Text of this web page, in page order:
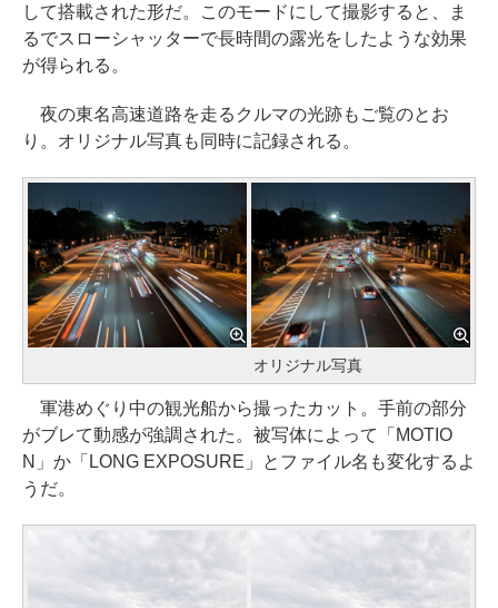
して搭載された形だ。このモードにして撮影すると、ま
るでスローシャッターで長時間の露光をしたような効果
が得られる。
夜の東名高速道路を走るクルマの光跡もご覧のとお
り。オリジナル写真も同時に記録される。
オリジナル写真
軍港めぐり中の観光船から撮ったカット。手前の部分
がブレて動感が強調された。被写体によって「MOTIO
N」か「LONG EXPOSURE」とファイル名も変化するよ
うだ。